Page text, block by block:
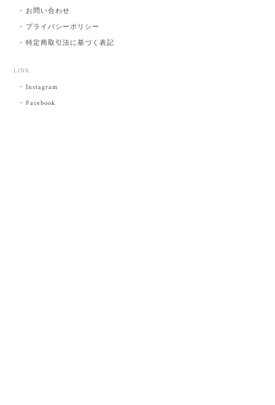
お問い合わせ
プライバシーポリシー
特定商取引法に基づく表記
LINK
Instagram
Facebook